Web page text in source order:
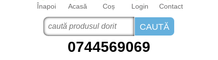
Înapoi Acasă Coș Login Contact
0744569069